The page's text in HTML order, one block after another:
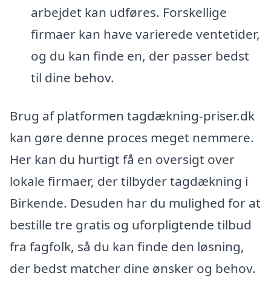
arbejdet kan udføres. Forskellige
firmaer kan have varierede ventetider,
og du kan finde en, der passer bedst
til dine behov.
Brug af platformen tagdækning-priser.dk
kan gøre denne proces meget nemmere.
Her kan du hurtigt få en oversigt over
lokale firmaer, der tilbyder tagdækning i
Birkende. Desuden har du mulighed for at
bestille tre gratis og uforpligtende tilbud
fra fagfolk, så du kan finde den løsning,
der bedst matcher dine ønsker og behov.